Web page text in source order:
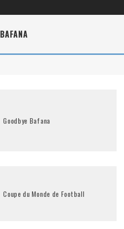
BAFANA
Goodbye Bafana
Coupe du Monde de Football